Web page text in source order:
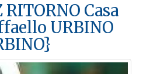
Casa
URBINO